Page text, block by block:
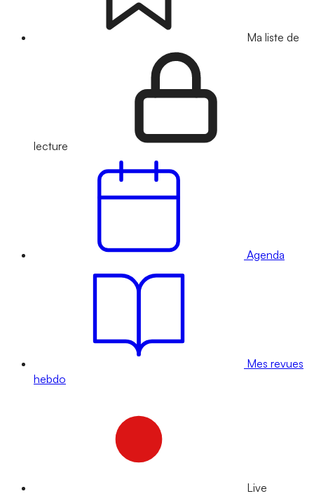
Ma liste de
lecture
Agenda
Mes revues
hebdo
Live